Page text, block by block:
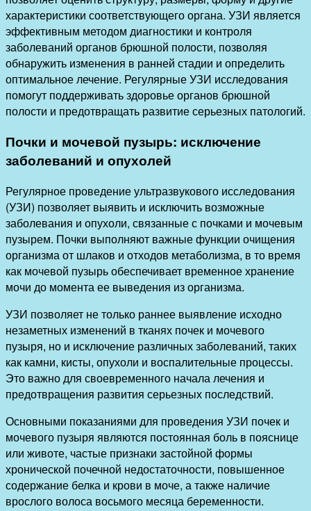
характеристики соответствующего органа. УЗИ является
эффективным методом диагностики и контроля
заболеваний органов брюшной полости, позволяя
обнаружить изменения в ранней стадии и определить
оптимальное лечение. Регулярные УЗИ исследования
помогут поддерживать здоровье органов брюшной
полости и предотвращать развитие серьезных патологий.
Почки и мочевой пузырь: исключение
заболеваний и опухолей
Регулярное проведение ультразвукового исследования
(УЗИ) позволяет выявить и исключить возможные
заболевания и опухоли, связанные с почками и мочевым
пузырем. Почки выполняют важные функции очищения
организма от шлаков и отходов метаболизма, в то время
как мочевой пузырь обеспечивает временное хранение
мочи до момента ее выведения из организма.
УЗИ позволяет не только раннее выявление исходно
незаметных изменений в тканях почек и мочевого
пузыря, но и исключение различных заболеваний, таких
как камни, кисты, опухоли и воспалительные процессы.
Это важно для своевременного начала лечения и
предотвращения развития серьезных последствий.
Основными показаниями для проведения УЗИ почек и
мочевого пузыря являются постоянная боль в пояснице
или животе, частые признаки застойной формы
хронической почечной недостаточности, повышенное
содержание белка и крови в моче, а также наличие
врослого волоса восьмого месяца беременности.